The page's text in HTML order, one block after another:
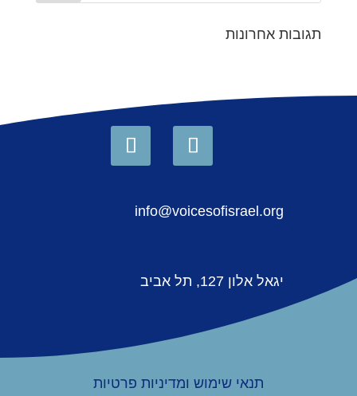
תגובות אחרונות
info@voicesofisrael.org
יגאל אלון 127, תל אביב
תנאי שימוש ומדיניות פרטיות